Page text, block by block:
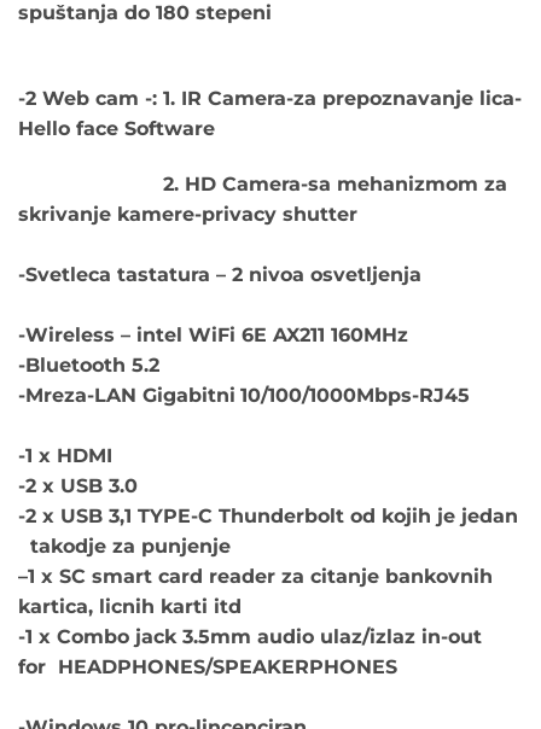
spuštanja do 180 stepeni
-2 Web cam -: 1. IR Camera-za prepoznavanje lica-
Hello face Software
2. HD Camera-sa mehanizmom za
skrivanje kamere-privacy shutter
-Svetleca tastatura – 2 nivoa osvetljenja
-Wireless – intel WiFi 6E AX211 160MHz
-Bluetooth 5.2
-Mreza-LAN Gigabitni 10/100/1000Mbps-RJ45
-1 x HDMI
-2 x USB 3.0
-2 x USB 3,1 TYPE-C Thunderbolt od kojih je jedan
takodje za punjenje
–1 x SC smart card reader za citanje bankovnih
kartica, licnih karti itd
-1 x Combo jack 3.5mm audio ulaz/izlaz in-out
for HEADPHONES/SPEAKERPHONES